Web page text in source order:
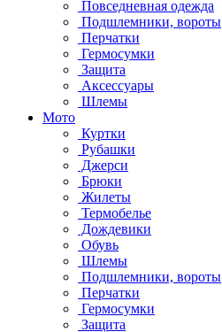
Повседневная одежда
Подшлемники, вороты
Перчатки
Гермосумки
Защита
Аксессуары
Шлемы
Мото
Куртки
Рубашки
Джерси
Брюки
Жилеты
Термобелье
Дождевики
Обувь
Шлемы
Подшлемники, вороты
Перчатки
Гермосумки
Защита